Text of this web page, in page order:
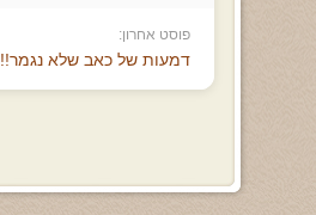
פוסט אחרון:
דמעות של כאב שלא נגמר!!